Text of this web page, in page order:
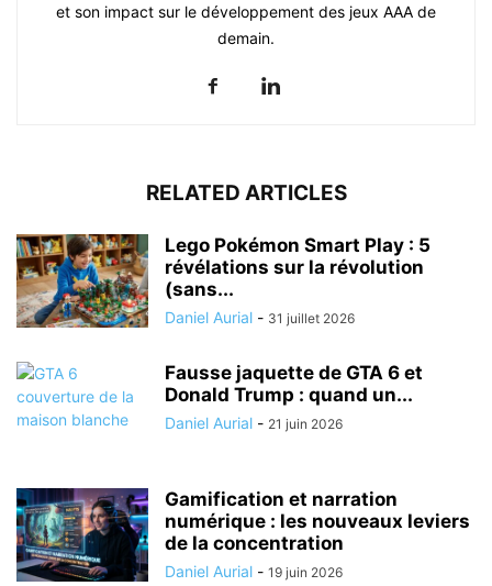
et son impact sur le développement des jeux AAA de
demain.
RELATED ARTICLES
Lego Pokémon Smart Play : 5
révélations sur la révolution
(sans...
Daniel Aurial - 31 juillet 2026
Fausse jaquette de GTA 6 et
Donald Trump : quand un...
Daniel Aurial - 21 juin 2026
Gamification et narration
numérique : les nouveaux leviers
de la concentration
Daniel Aurial - 19 juin 2026